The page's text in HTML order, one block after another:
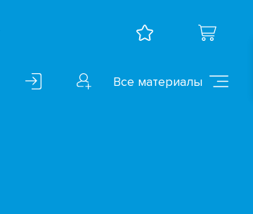
Все материалы